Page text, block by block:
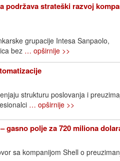
podržava strateški razvoj
grupacije Intesa Sanpaolo,
bez … opširnije >>
strukturu poslovanja i
… opširnije >>
gasno polje za 720 miliona
sa kompanijom Shell o